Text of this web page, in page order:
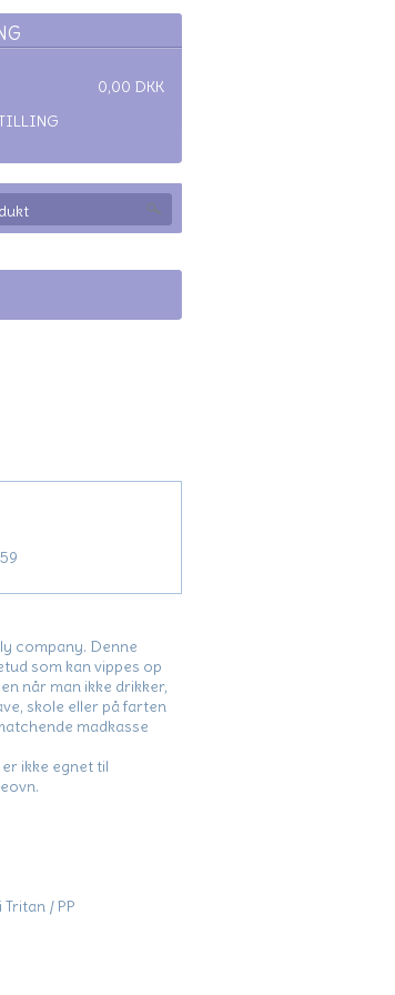
0,00 DKK
company. Denne
som kan vippes op
når man ikke drikker,
skole eller på farten
madkasse
ikke egnet til
/ PP